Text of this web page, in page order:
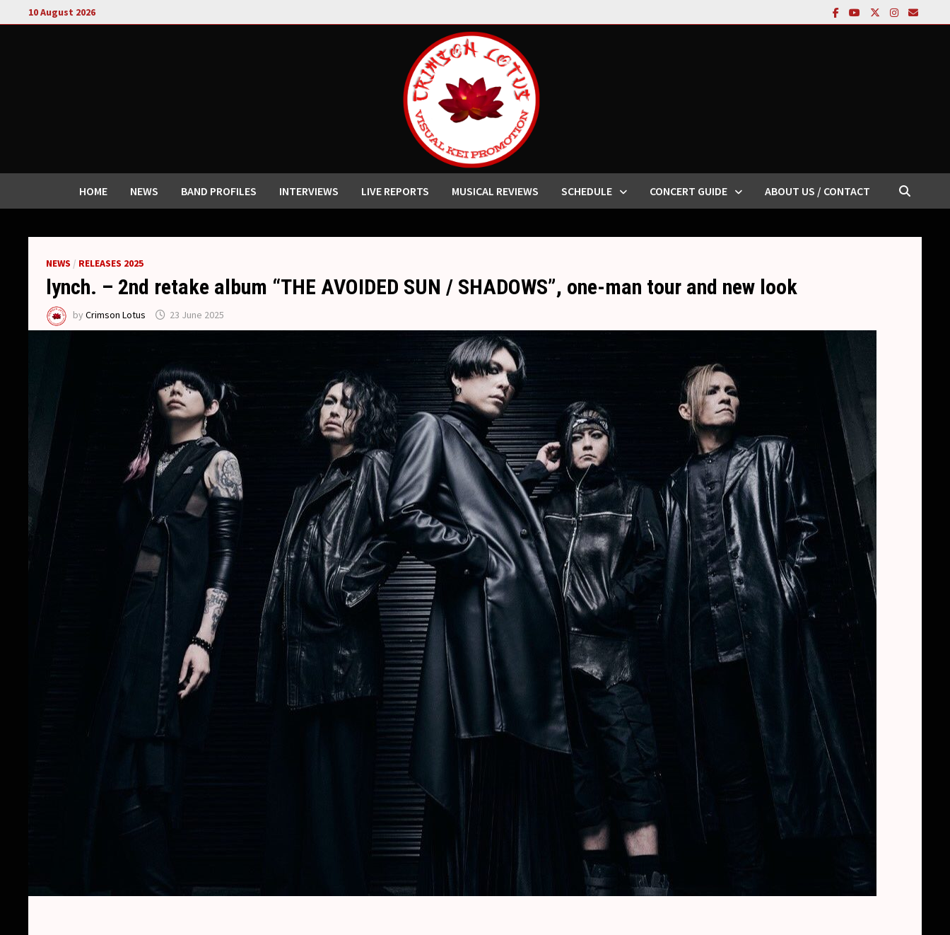
to
10 August 2026
HOME NEWS BAND PROFILES INTERVIEWS LIVE REPORTS MUSICAL REVIEWS SCHEDULE CONCERT GUIDE ABOUT US / CONTACT
NEWS / RELEASES 2025
lynch. – 2nd retake album “THE AVOIDED SUN / SHADOWS”, one-man tour and new look
byCrimson Lotus 23 June 2025